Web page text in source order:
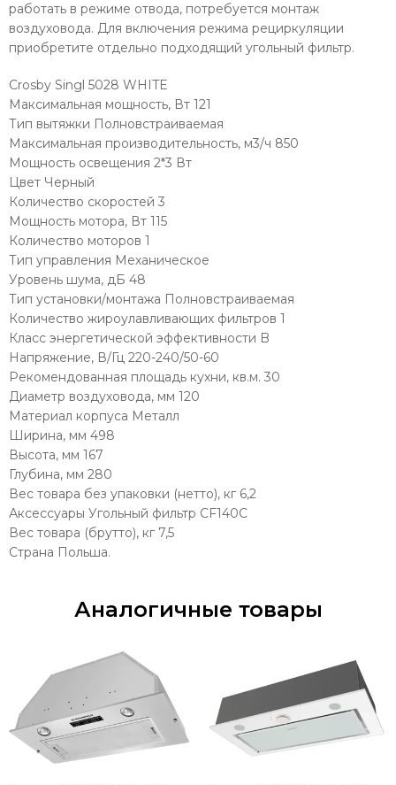
работать в режиме отвода, потребуется монтаж
воздуховода. Для включения режима рециркуляции
приобретите отдельно подходящий угольный фильтр.
Crosby Singl 5028 WHITE
Максимальная мощность, Вт 121
Тип вытяжки Полновстраиваемая
Максимальная производительность, м3/ч 850
Мощность освещения 2*3 Вт
Цвет Черный
Количество скоростей 3
Мощность мотора, Вт 115
Количество моторов 1
Тип управления Механическое
Уровень шума, дБ 48
Тип установки/монтажа Полновстраиваемая
Количество жироулавливающих фильтров 1
Класс энергетической эффективности B
Напряжение, В/Гц 220-240/50-60
Рекомендованная площадь кухни, кв.м. 30
Диаметр воздуховода, мм 120
Материал корпуса Металл
Ширина, мм 498
Высота, мм 167
Глубина, мм 280
Вес товара без упаковки (нетто), кг 6,2
Аксессуары Угольный фильтр CF140C
Вес товара (брутто), кг 7,5
Страна Польша.
Аналогичные товары